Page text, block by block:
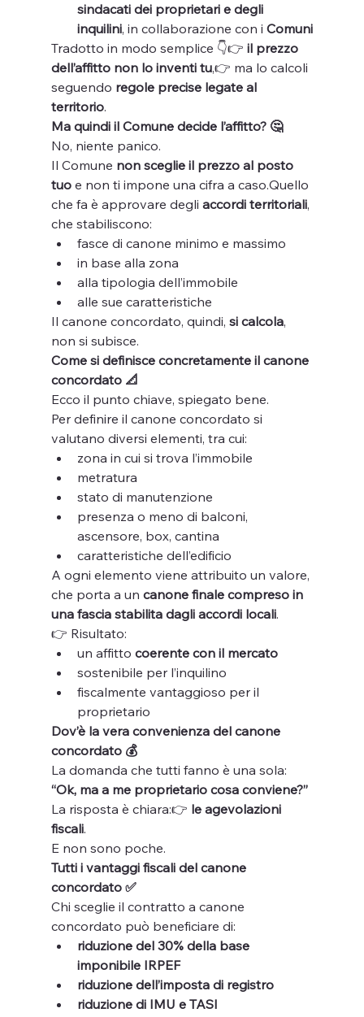
sindacati dei proprietari e degli
inquilini, in collaborazione con i Comuni
Tradotto in modo semplice 👇👉 il prezzo
dell’affitto non lo inventi tu,👉 ma lo calcoli
seguendo regole precise legate al
territorio.
Ma quindi il Comune decide l’affitto? 🤔
No, niente panico.
Il Comune non sceglie il prezzo al posto
tuo e non ti impone una cifra a caso.Quello
che fa è approvare degli accordi territoriali,
che stabiliscono:
fasce di canone minimo e massimo
in base alla zona
alla tipologia dell’immobile
alle sue caratteristiche
Il canone concordato, quindi, si calcola,
non si subisce.
Come si definisce concretamente il canone
concordato 📐
Ecco il punto chiave, spiegato bene.
Per definire il canone concordato si
valutano diversi elementi, tra cui:
zona in cui si trova l’immobile
metratura
stato di manutenzione
presenza o meno di balconi,
ascensore, box, cantina
caratteristiche dell’edificio
A ogni elemento viene attribuito un valore,
che porta a un canone finale compreso in
una fascia stabilita dagli accordi locali.
👉 Risultato:
un affitto coerente con il mercato
sostenibile per l’inquilino
fiscalmente vantaggioso per il
proprietario
Dov’è la vera convenienza del canone
concordato 💰
La domanda che tutti fanno è una sola:
“Ok, ma a me proprietario cosa conviene?”
La risposta è chiara:👉 le agevolazioni
fiscali.
E non sono poche.
Tutti i vantaggi fiscali del canone
concordato ✅
Chi sceglie il contratto a canone
concordato può beneficiare di:
riduzione del 30% della base
imponibile IRPEF
riduzione dell’imposta di registro
riduzione di IMU e TASI